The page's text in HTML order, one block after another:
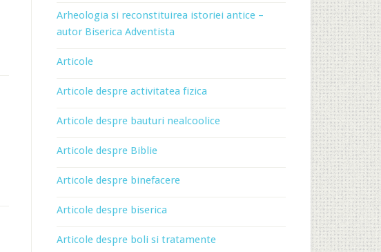
Arheologia si reconstituirea istoriei antice –
autor Biserica Adventista
Articole
Articole despre activitatea fizica
Articole despre bauturi nealcoolice
Articole despre Biblie
Articole despre binefacere
Articole despre biserica
Articole despre boli si tratamente